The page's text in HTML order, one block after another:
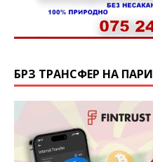
БРЗ ТРАНСФЕР НА ПАРИ